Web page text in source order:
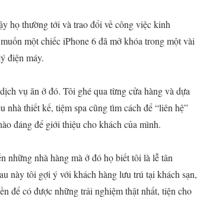
họ thường tới và trao đổi về công việc kinh
một chiếc iPhone 6 đã mở khóa trong một vài
điện máy.
vụ ăn ở đó. Tôi ghé qua từng cửa hàng và dựa
thiết kế, tiệm spa cũng tìm cách để “liên hệ”
đáng để giới thiệu cho khách của mình.
những nhà hàng mà ở đó họ biết tôi là lễ tân
này tôi gợi ý với khách hàng lưu trú tại khách sạn,
để có được những trải nghiệm thật nhất, tiện cho